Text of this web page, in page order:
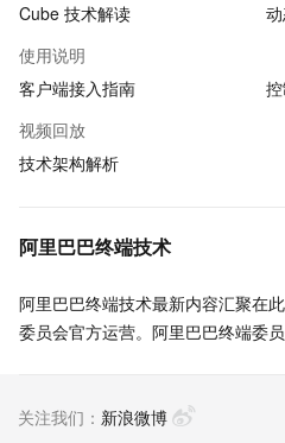
Cube 技术解读
使用说明
客户端接入指南
视频回放
技术架构解析
阿里巴巴终端技术
阿里巴巴终端技术最新内容汇聚在
委员会官方运营。阿里巴巴终端委
策略和目标并落地执行，推动终端技
关注我们： 新浪微博